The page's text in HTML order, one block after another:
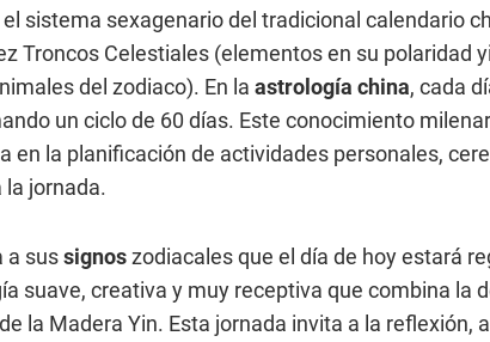
sistema sexagenario del tradicional calendario
Troncos Celestiales (elementos en su polaridad
del zodiaco). En la astrología china, cada
un ciclo de 60 días. Este conocimiento
en la planificación de actividades personales,
jornada.
a sussignoszodiacales que el día de hoy estará
suave, creativa y muy receptiva que combina la
la Madera Yin. Esta jornada invita a la reflexión,